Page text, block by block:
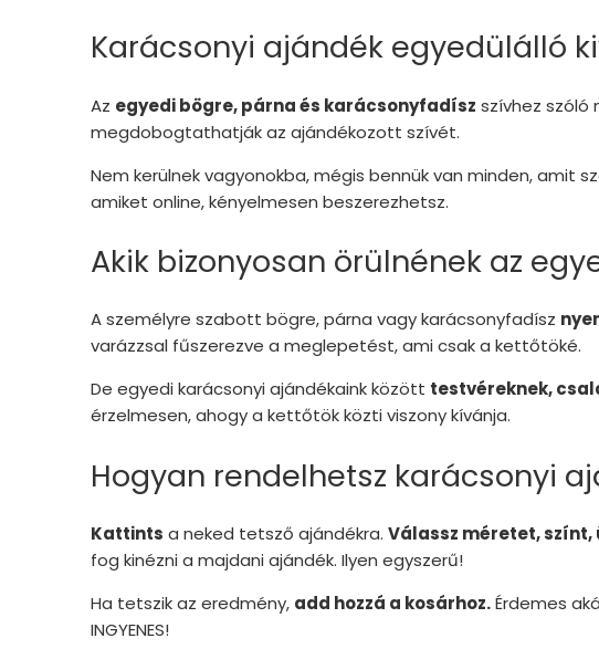
Karácsonyi ajándék egyedülálló
Az egyedi bögre, párna és karácsonyfadísz szívhez szóló
megdobogtathatják az ajándékozott szívét.
Nem kerülnek vagyonokba, mégis bennük van minden, amit
amiket online, kényelmesen beszerezhetsz.
Akik bizonyosan örülnének az
A személyre szabott bögre, párna vagy karácsonyfadísz
varázzsal fűszerezve a meglepetést, ami csak a kettőtöké.
De egyedi karácsonyi ajándékaink között testvéreknek,
érzelmesen, ahogy a kettőtök közti viszony kívánja.
Hogyan rendelhetsz karácsonyi
Kattints a neked tetsző ajándékra. Válassz méretet,
fog kinézni a majdani ajándék. Ilyen egyszerű!
Ha tetszik az eredmény, add hozzá a kosárhoz.Érdemes
INGYENES!